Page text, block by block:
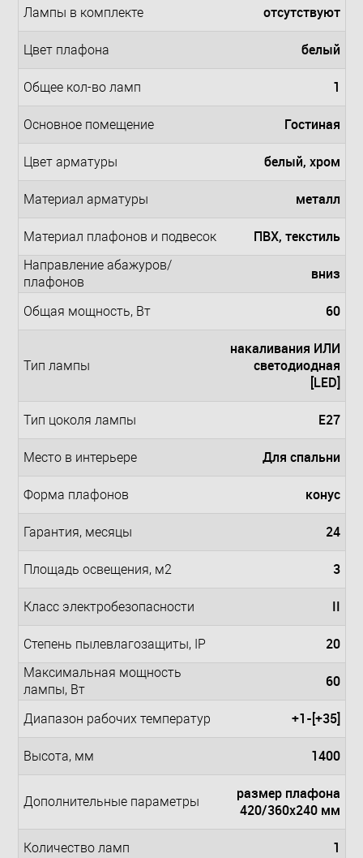
Лампы в комплекте отсутствуют
Цвет плафона белый
Общее кол-во ламп 1
Основное помещение Гостиная
Цвет арматуры белый, хром
Материал арматуры металл
Материал плафонов и подвесок ПВХ, текстиль
Направление абажуров/
плафонов
вниз
Общая мощность, Вт 60
Тип лампы
накаливания ИЛИ
светодиодная
[LED]
Тип цоколя лампы E27
Место в интерьере Для спальни
Форма плафонов конус
Гарантия, месяцы 24
Площадь освещения, м2 3
Класс электробезопасности II
Степень пылевлагозащиты, IP 20
Максимальная мощность
лампы, Вт
60
Диапазон рабочих температур +1-[+35]
Высота, мм 1400
Дополнительные параметры
размер плафона
420/360x240 мм
Количество ламп 1